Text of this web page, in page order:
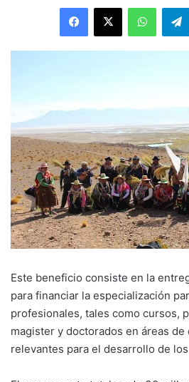
Facebook
X
Este beneficio consiste en la
para financiar la especialización
profesionales, tales como cursos,
magister y doctorados en áreas
relevantes para el desarrollo de